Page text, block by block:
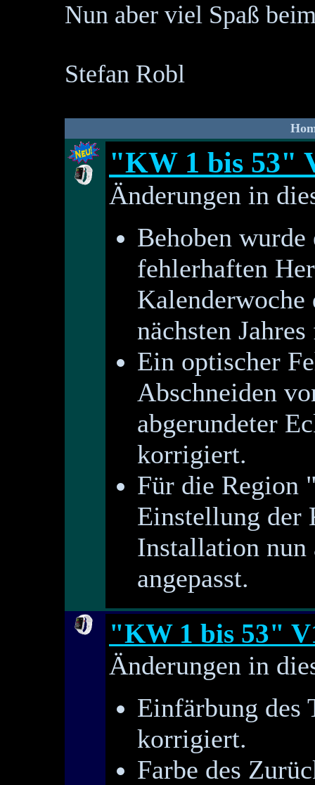
Nun aber viel Spaß
Stefan Robl
"KW 1 bis 53"
Änderungen in
Behoben
fehlerhaften
Kalenderwoche
nächsten
Ein optischer
Abschneiden
abgerundeter
korrigiert.
Für die Region
Einstellung der
Installation nun
angepasst.
"KW 1 bis 53"
Änderungen in
Einfärbung des
korrigiert.
Farbe des